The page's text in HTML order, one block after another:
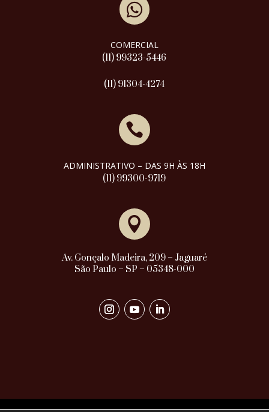

COMERCIAL
(11) 99323-5446
(11) 91304-4274

ADMINISTRATIVO – DAS 9H ÀS 18H
(11) 99300-9719

Av. Gonçalo Madeira, 209 – Jaguaré
São Paulo – SP – 05348-000